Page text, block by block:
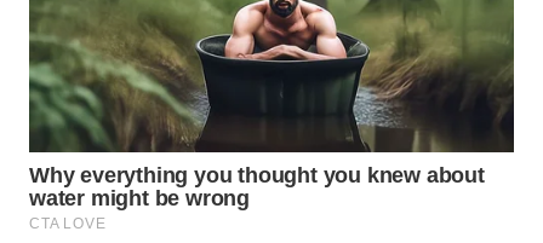
BEKASI
WN
BOGOR
WN
DEPOK